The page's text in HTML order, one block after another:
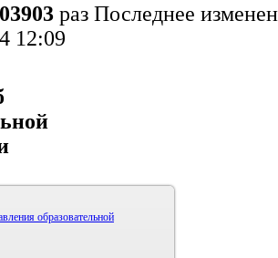
раз Последнее
12:09
образовательной